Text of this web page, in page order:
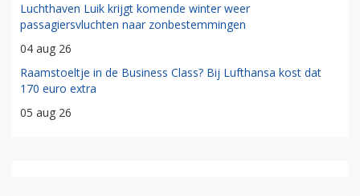
Luchthaven Luik krijgt komende winter weer
passagiersvluchten naar zonbestemmingen
04 aug 26
Raamstoeltje in de Business Class? Bij Lufthansa kost dat
170 euro extra
05 aug 26